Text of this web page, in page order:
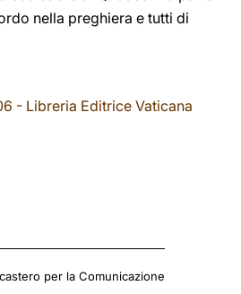
nella preghiera e tutti di
- Libreria Editrice Vaticana
per la Comunicazione